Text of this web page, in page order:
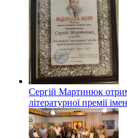
Сергій Мартинюк
літературної премії